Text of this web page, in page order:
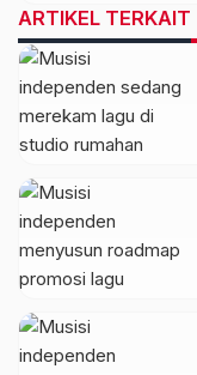
ARTIKEL TERKAIT